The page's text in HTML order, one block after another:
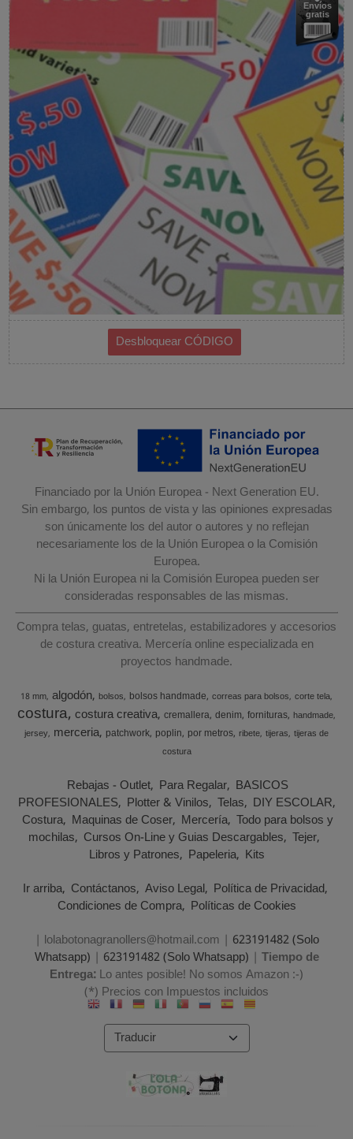
Envíos
gratis
Financiado por la Unión Europea - Next Generation EU.
Sin embargo, los puntos de vista y las opiniones expresadas
son únicamente los del autor o autores y no reflejan
necesariamente los de la Unión Europea o la Comisión
Europea.
Ni la Unión Europea ni la Comisión Europea pueden ser
consideradas responsables de las mismas.
Compra telas, guatas, entretelas, estabilizadores y accesorios
de costura creativa. Mercería online especializada en
proyectos handmade.
18 mm algodón bolsos bolsos handmade correas para bolsos corte tela
costura costura creativa cremallera denim fornituras handmade
jersey merceria patchwork poplin por metros ribete tijeras tijeras de
costura
Rebajas - Outlet Para Regalar BASICOS
PROFESIONALES Plotter & Vinilos Telas DIY ESCOLAR
Costura Maquinas de Coser Mercería Todo para bolsos y
mochilas Cursos On-Line y Guias Descargables Tejer
Libros y Patrones Papeleria Kits
Ir arriba Contáctanos Aviso Legal Política de Privacidad
Condiciones de Compra Políticas de Cookies
| lolabotonagranollers@hotmail.com | 623191482 (Solo
Whatsapp) | 623191482 (Solo Whatsapp) | Tiempo de
Entrega:Lo antes posible! No somos Amazon :-)
(*) Precios con Impuestos incluidos